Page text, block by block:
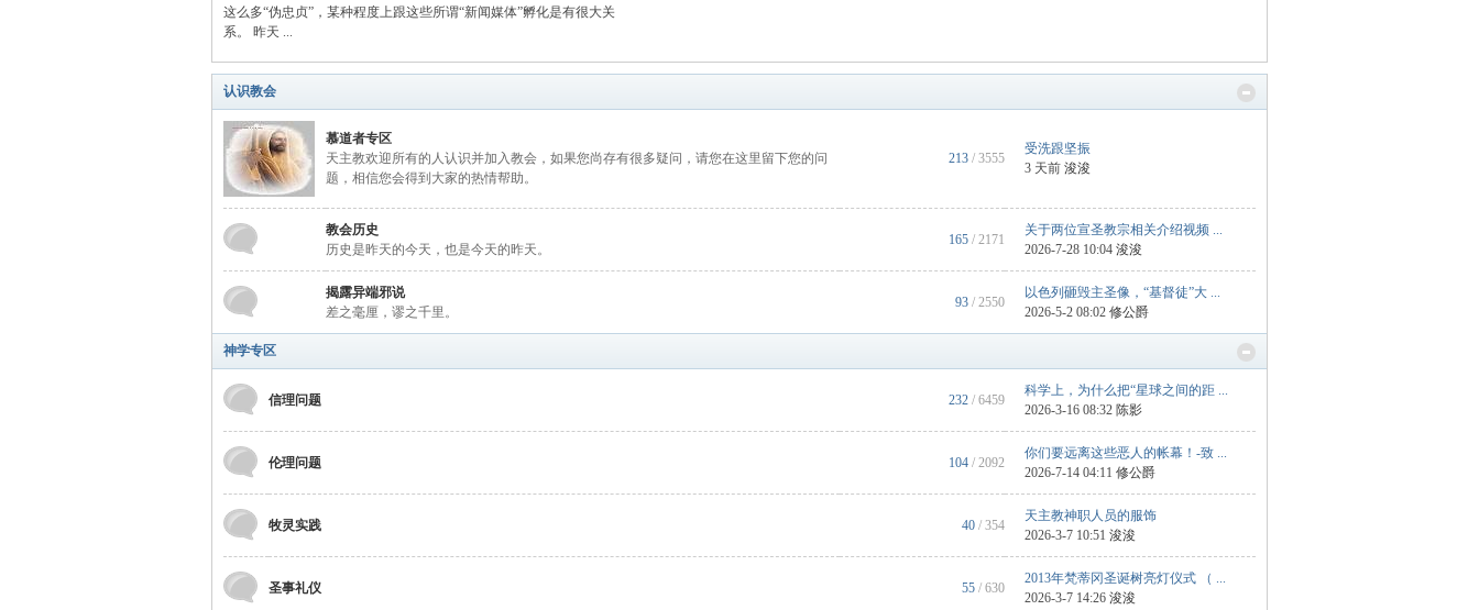
教
这么多“伪忠贞”，某种程度上跟这些所谓“新闻媒体”孵化是有很大关
系。 昨天 ...
认识教会
慕道者专区
天主教欢迎所有的人认识并加入教会，如果您尚存有很多疑问，请您在这里留下您的问
题，相信您会得到大家的热情帮助。
213 / 3555
受洗跟坚振
3 天前 浚浚
教会历史
历史是昨天的今天，也是今天的昨天。
165 / 2171
关于两位宣圣教宗相关介绍视频 ...
2026-7-28 10:04 浚浚
揭露异端邪说
差之毫厘，谬之千里。
93 / 2550
以色列砸毁主圣像，“基督徒”大 ...
2026-5-2 08:02 修公爵
神学专区
信理问题 232 / 6459
科学上，为什么把“星球之间的距 ...
2026-3-16 08:32 陈影
伦理问题 104 / 2092
你们要远离这些恶人的帐幕！-致 ...
2026-7-14 04:11 修公爵
牧灵实践 40 / 354
天主教神职人员的服饰
2026-3-7 10:51 浚浚
圣事礼仪 55 / 630
2013年梵蒂冈圣诞树亮灯仪式 （ ...
2026-3-7 14:26 浚浚